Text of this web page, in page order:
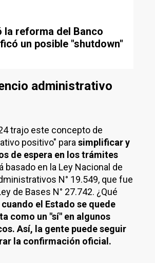
la reforma del Banco
un posible "shutdown"
administrativo
trajo este concepto de
positivo" para simplificar y
de espera en los trámites
basado en la Ley Nacional de
N° 19.549, que fue
de Bases N° 27.742. ¿Qué
cuando el Estado se quede
como un "sí" en algunos
Así, la gente puede seguir
la confirmación oficial.